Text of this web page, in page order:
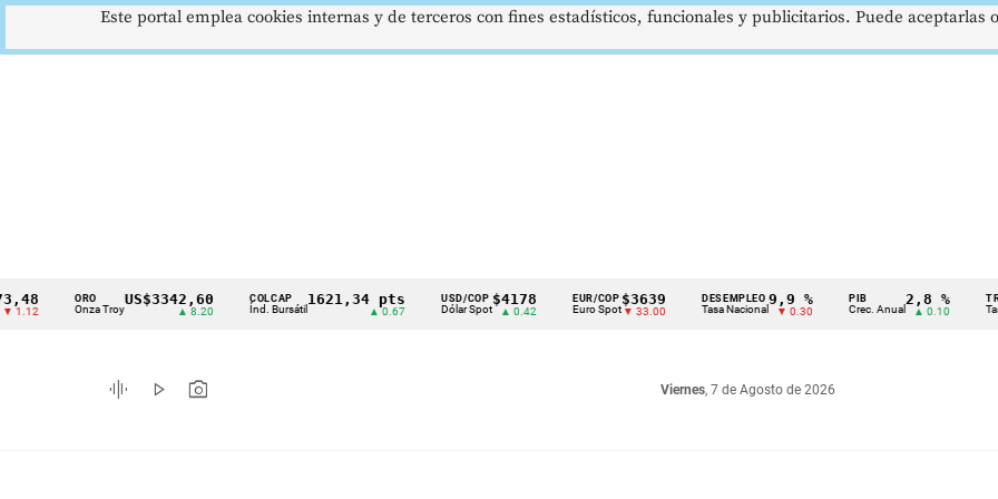
Cintillo
indicadores
económicos
ORO
Onza Troy
US$3342,60 COLCAP
Índ. Bursátil
1621,34 pts USD/COP
Dólar Spot
$4178
▲ 0.42
EUR/COP
Euro Spot
$3639
▼ 33.00
DESEMPLEO
Tasa Nacional
9,9 %
▼ 0.30
PIB
Crec. Anual
2,8 %
▲ 0.10
TRM
Tasa Rep.
graphic_eq play_arrow photo_camera Viernes, 7 de Agosto de 2026
Este portal emplea cookies internas y de terceros con fines estadísticos, funcionales y publicitarios. Puede aceptarlas